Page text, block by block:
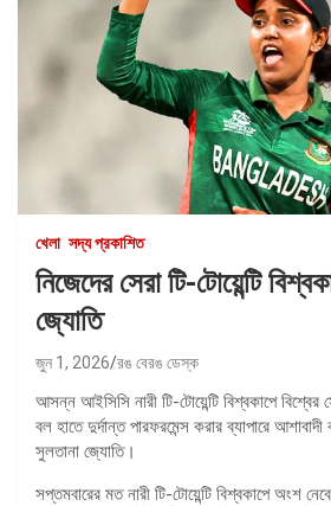
খেলা সদ্য প্রকাশিত
নিজেদের সেরা টি-টোয়েন্টি
জ্যোতি
জুন 1, 2026 রঙ বেরঙ ডেস্ক
আসন্ন আইসিসি নারী টি-টোয়েন্টি বিশ্বকাপে বিশ্বের
বল হাতে দুর্দান্ত পারফরমেন্স করার ব্যাপারে
সুলতানা জ্যোতি।
সপ্তমবারের মত নারী টি-টোয়েন্টি বিশ্বকাপে অংশ